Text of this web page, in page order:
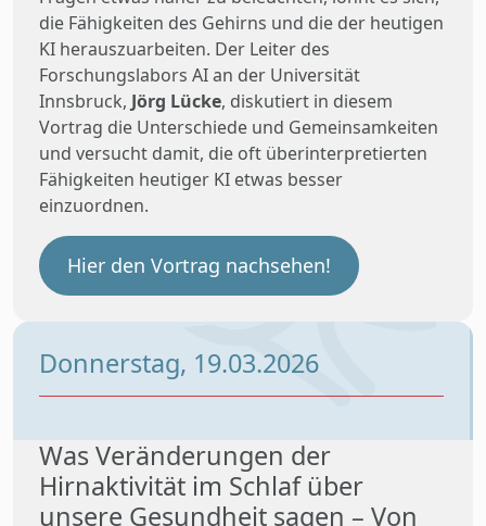
die Fähigkeiten des Gehirns und die der heutigen
KI herauszuarbeiten. Der Leiter des
Forschungslabors AI an der Universität
Innsbruck, Jörg Lücke, diskutiert in diesem
Vortrag die Unterschiede und Gemeinsamkeiten
und versucht damit, die oft überinterpretierten
Fähigkeiten heutiger KI etwas besser
einzuordnen.
Hier den Vortrag nachsehen!
Donnerstag, 19.03.2026
Was Veränderungen der
Hirnaktivität im Schlaf über
unsere Gesundheit sagen – Von